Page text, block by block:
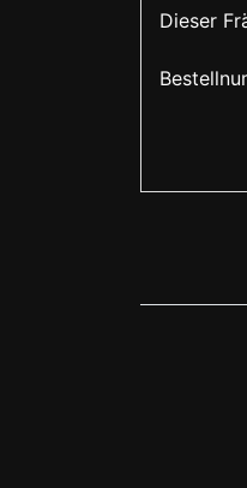
Dieser